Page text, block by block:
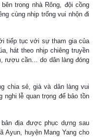
trong nhà Rông, đội cồng
cùng nhịp trống vui nhộn đi
tiếp tục với sự tham gia của
hát theo nhịp chiêng truyền
rượu cần… do dân làng đóng
chia sẻ, già và dân làng vui
nghi lễ quan trọng để bảo tồn
bản địa được phục dựng sau
Ayun, huyện Mang Yang cho